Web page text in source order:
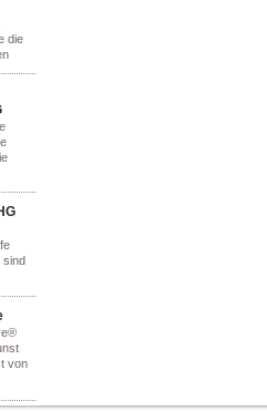
die
sind
von